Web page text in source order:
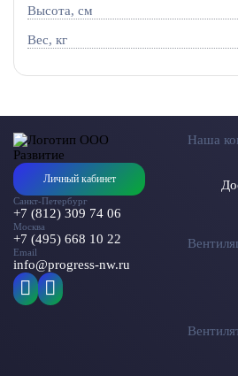
Высота, см
Вес, кг
Личный кабинет
Санкт-Петербург
+7 (812) 309 74 06
Москва
+7 (495) 668 10 22
Email
info@progress-nw.ru
Наша